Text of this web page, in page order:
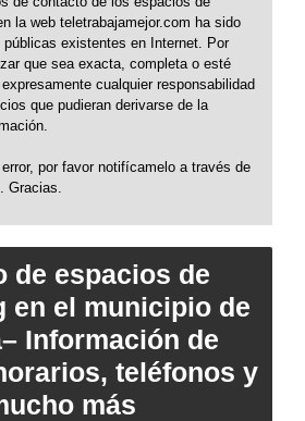
la web teletrabajamejor.com ha sido
existentes en Internet. Por
que sea exacta, completa o esté
cualquier responsabilidad
que pudieran derivarse de la
por favor notifícamelo a través de
Gracias.
de espacios de
en el municipio de
Información de
teléfonos y
más